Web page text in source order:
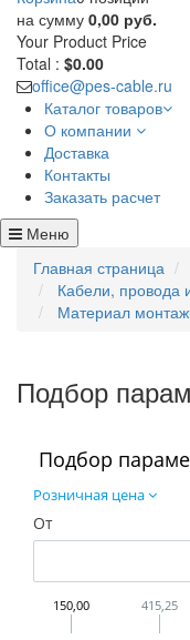
на сумму 0,00 руб.
Your Product Price
Total : $0.00
office@pes-cable.ru
Каталог товаров
О компании
Доставка
Контакты
Заказать расчет
Меню
Главная страница
Кабели, провода
Материал
Подбор
Подбор
Розничная цена
От
150,00 415,25